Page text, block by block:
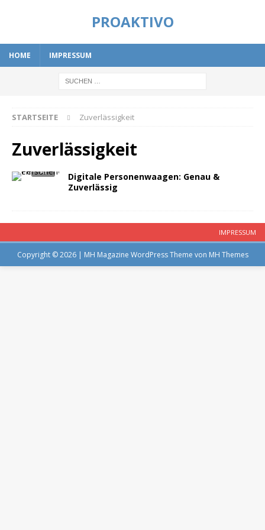
PROAKTIVO
HOME IMPRESSUM
STARTSEITE Zuverlässigkeit
Zuverlässigkeit
Digitale Personenwaagen: Genau &
Zuverlässig
IMPRESSUM
Copyright © 2026 | MH Magazine WordPress Theme von MH Themes